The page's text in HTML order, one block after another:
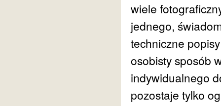
wiele
jednego,
techniczne
osobisty sposób
indywidualnego
pozostaje tylko